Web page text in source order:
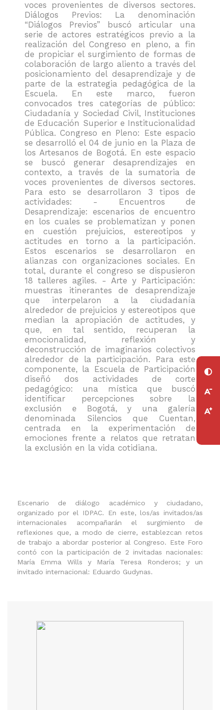
voces provenientes de diversos sectores.
Diálogos Previos: La denominación
“Diálogos Previos” buscó articular una
serie de actores estratégicos previo a la
realización del Congreso en pleno, a fin
de propiciar el surgimiento de formas de
colaboración de largo aliento a través del
posicionamiento del desaprendizaje y de
parte de la estrategia pedagógica de la
Escuela. En este marco, fueron
convocados tres categorías de público:
Ciudadanía y Sociedad Civil, Instituciones
de Educación Superior e Institucionalidad
Pública. Congreso en Pleno: Este espacio
se desarrolló el 04 de junio en la Plaza de
los Artesanos de Bogotá. En este espacio
se buscó generar desaprendizajes en
contexto, a través de la sumatoria de
voces provenientes de diversos sectores.
Para esto se desarrollaron 3 tipos de
actividades: - Encuentros de
Desaprendizaje: escenarios de encuentro
en los cuales se problematizan y ponen
en cuestión prejuicios, estereotipos y
actitudes en torno a la participación.
Estos escenarios se desarrollaron en
alianzas con organizaciones sociales. En
total, durante el congreso se dispusieron
18 talleres agiles. - Arte y Participación:
muestras itinerantes de desaprendizaje
que interpelaron a la ciudadanía
alrededor de prejuicios y estereotipos que
median la apropiación de actitudes, y
que, en tal sentido, recuperan la
emocionalidad, reflexión y
deconstrucción de imaginarios colectivos
alrededor de la participación. Para este
componente, la Escuela de Participación
diseñó dos actividades de corte
pedagógico: una mística que buscó
identificar percepciones sobre la
exclusión e Bogotá, y una galería
denominada Silencios que Cuentan,
centrada en la experimentación de
emociones frente a relatos que retratan
la exclusión en la vida cotidiana.
Escenario de diálogo académico y ciudadano,
organizado por el IDPAC. En este, los/as invitados/as
internacionales acompañarán el surgimiento de
reflexiones que, a modo de cierre, establezcan retos
de trabajo a abordar posterior al Congreso. Este Foro
contó con la participación de 2 invitadas nacionales:
María Emma Wills y María Teresa Ronderos; y un
invitado internacional: Eduardo Gudynas.